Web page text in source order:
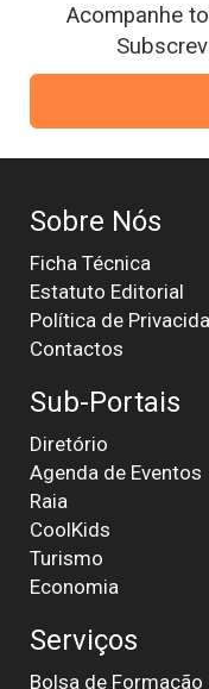
Acompanhe
Sobre Nós
Ficha Técnica
Estatuto Editorial
Política de
Contactos
Sub-Portais
Diretório
Agenda de Eventos
Raia
CoolKids
Turismo
Economia
Serviços
Bolsa de Formação